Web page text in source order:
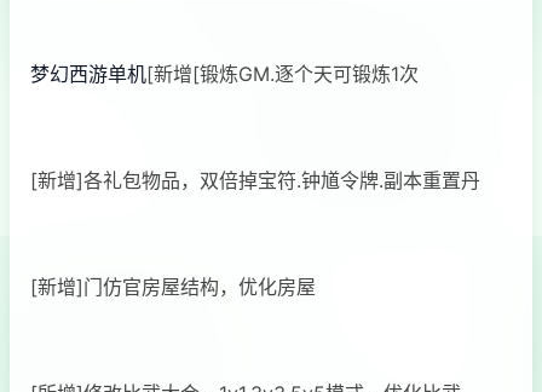
梦幻西游单机[新增[锻炼GM.逐个天可锻炼1次
[新增]各礼包物品，双倍掉宝符.钟馗令牌.副本重置丹
[新增]门仿官房屋结构，优化房屋